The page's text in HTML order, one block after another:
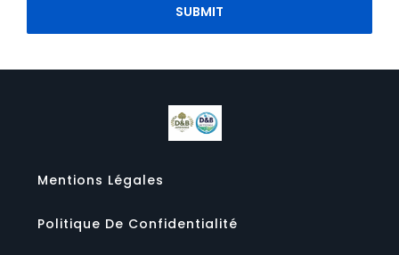
SUBMIT
Mentions Légales
Politique De Confidentialité